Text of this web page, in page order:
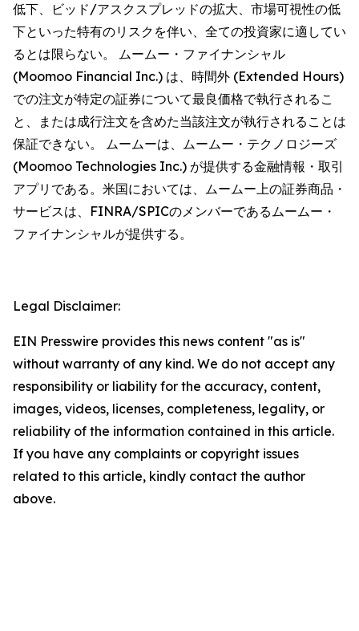
低下、ビッド/アスクスプレッドの拡大、市場可視性の低
下といった特有のリスクを伴い、全ての投資家に適してい
るとは限らない。 ムームー・ファイナンシャル
(Moomoo Financial Inc.) は、時間外 (Extended Hours)
での注文が特定の証券について最良価格で執行されるこ
と、または成行注文を含めた当該注文が執行されることは
保証できない。 ムームーは、ムームー・テクノロジーズ
(Moomoo Technologies Inc.) が提供する金融情報・取引
アプリである。米国においては、ムームー上の証券商品・
サービスは、FINRA/SPICのメンバーであるムームー・
ファイナンシャルが提供する。
Legal Disclaimer:
EIN Presswire provides this news content "as is"
without warranty of any kind. We do not accept any
responsibility or liability for the accuracy, content,
images, videos, licenses, completeness, legality, or
reliability of the information contained in this article.
If you have any complaints or copyright issues
related to this article, kindly contact the author
above.